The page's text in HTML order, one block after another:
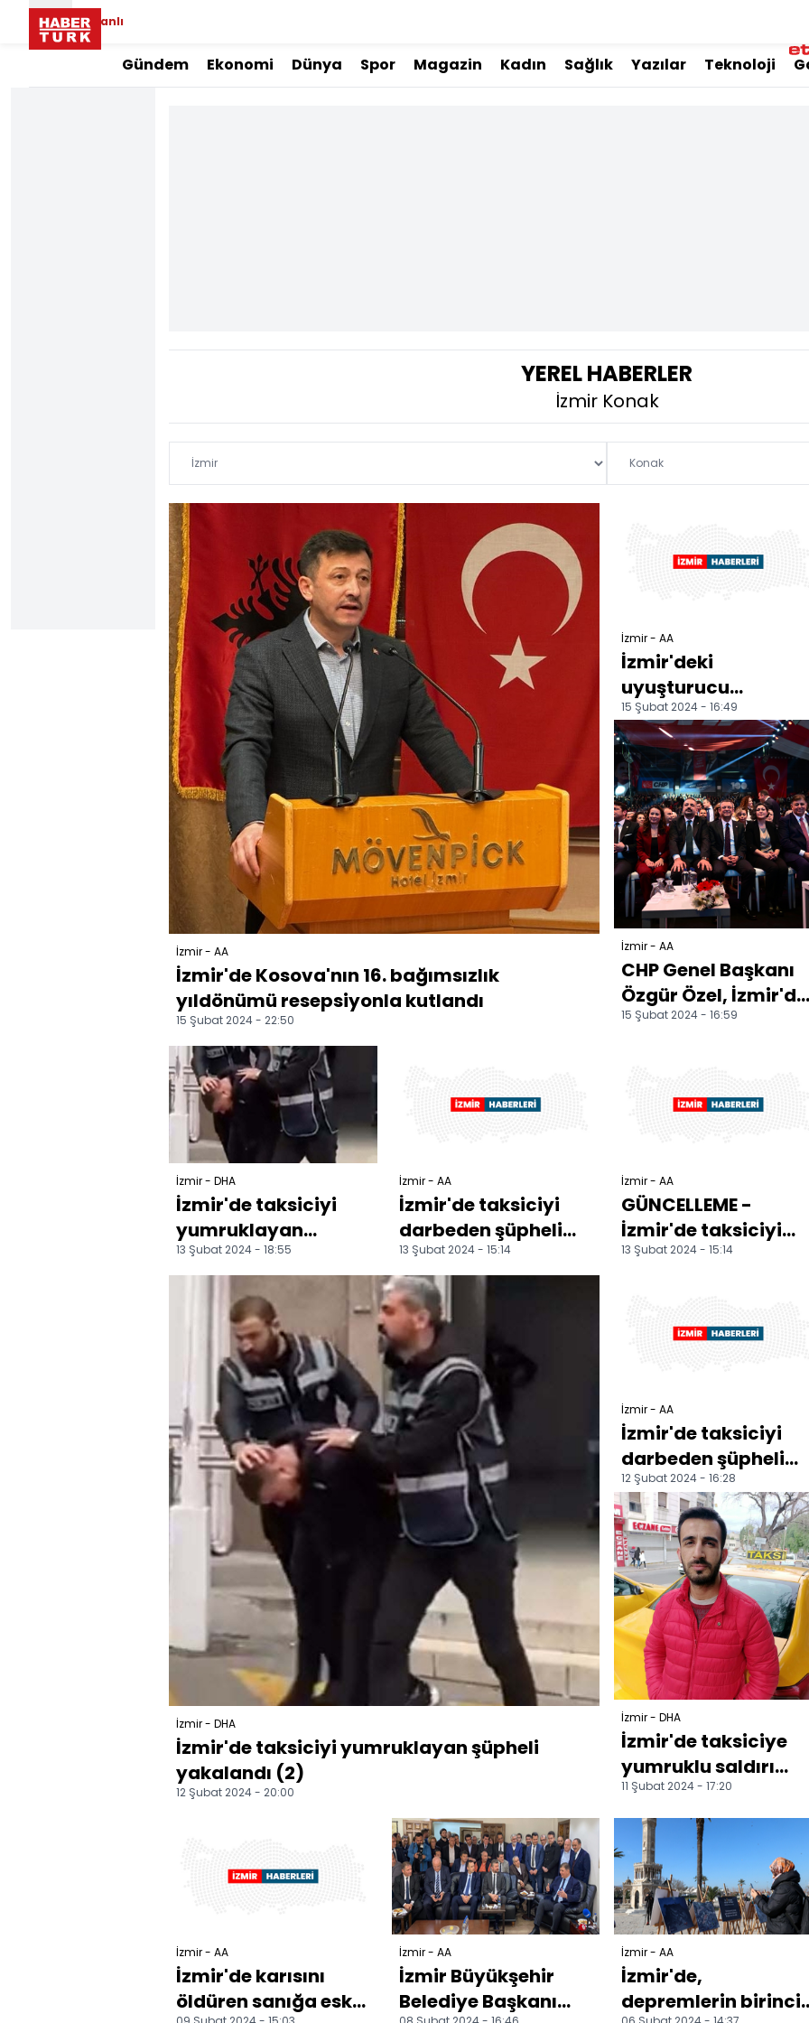
Canlı
Gündem Ekonomi Dünya Spor Magazin Kadın Sağlık Yazılar Teknoloji
YEREL HABERLER
İzmir Konak
İzmir - AA
İzmir'de Kosova'nın 16. bağımsızlık
yıldönümü resepsiyonla kutlandı
15 Şubat 2024 - 22:50
İzmir - AA
İzmir'deki
uyuşturucu
operasyonunda 8
şüpheli tutuklandı
15 Şubat 2024 - 16:49
İzmir - AA
CHP Genel Başkanı
Özgür Özel, İzmir'de
aday tanıtım
15 Şubat 2024 - 16:59
İzmir - DHA
İzmir'de taksiciyi
yumruklayan
şüpheli serbest
13 Şubat 2024 - 18:55
İzmir - AA
İzmir'de taksiciyi
darbeden şüpheli
adliyeye sevk edildi
13 Şubat 2024 - 15:14
İzmir - AA
GÜNCELLEME -
İzmir'de taksiciyi
darbeden şüpheli
13 Şubat 2024 - 15:14
İzmir - DHA
İzmir'de taksiciyi yumruklayan şüpheli
yakalandı (2)
12 Şubat 2024 - 20:00
İzmir - AA
İzmir'de taksiciyi
darbeden şüpheli
yakalandı
12 Şubat 2024 - 16:28
İzmir - DHA
İzmir'de taksiciye
yumruklu saldırı
araç kamerasında
11 Şubat 2024 - 17:20
İzmir - AA
İzmir'de karısını
öldüren sanığa eski
İzmir - AA
İzmir Büyükşehir
Belediye Başkanı
İzmir - AA
İzmir'de,
depremlerin birinci